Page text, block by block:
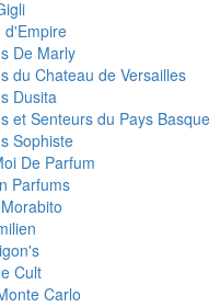
d'Empire
De Marly
du Chateau de Versailles
Dusita
et Senteurs du Pays Basque
Sophiste
De Parfum
Parfums
Cult
Carlo